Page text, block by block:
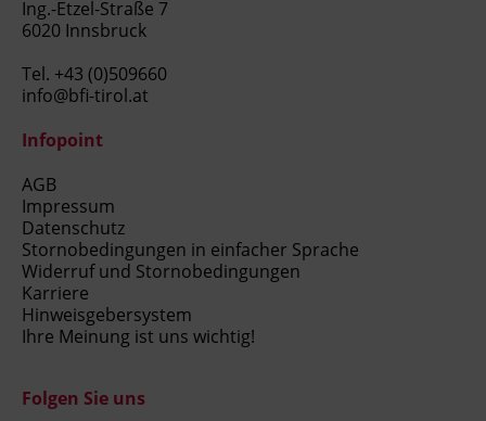
Ing.-Etzel-Straße 7
6020 Innsbruck
Tel. +43 (0)509660
info@bfi-tirol.at
Infopoint
AGB
Impressum
Datenschutz
Stornobedingungen in einfacher Sprache
Widerruf und Stornobedingungen
Karriere
Hinweisgebersystem
Ihre Meinung ist uns wichtig!
Folgen Sie uns